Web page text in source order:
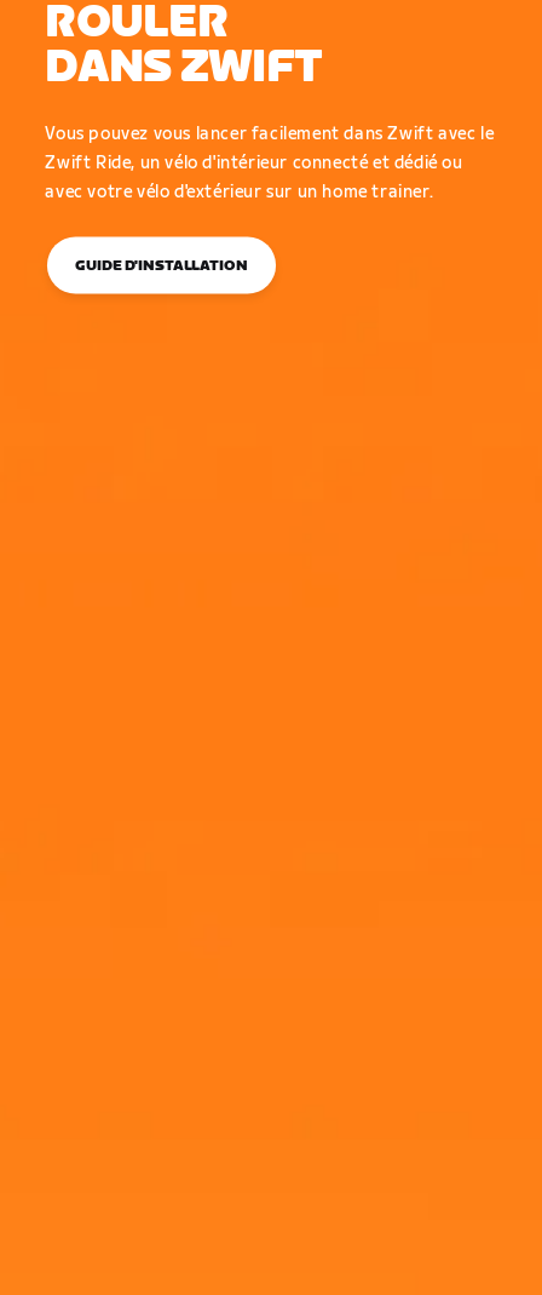
ROULER
DANS ZWIFT
Vous pouvez vous lancer facilement dans Zwift avec le
Zwift Ride, un vélo d'intérieur connecté et dédié ou
avec votre vélo d'extérieur sur un home trainer.
GUIDE D'INSTALLATION